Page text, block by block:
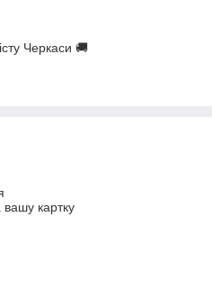
Черкаси 🚚
вашу картку